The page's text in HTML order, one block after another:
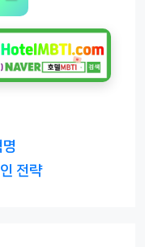
명
전략